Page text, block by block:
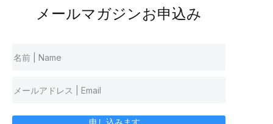
メールマガジンお申込み